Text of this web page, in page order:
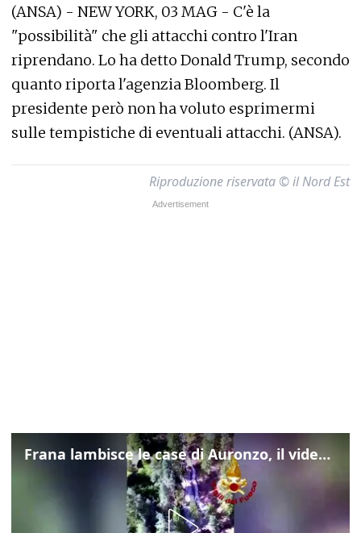
(ANSA) - NEW YORK, 03 MAG - C'è la
"possibilità" che gli attacchi contro l'Iran
riprendano. Lo ha detto Donald Trump, secondo
quanto riporta l'agenzia Bloomberg. Il
presidente però non ha voluto esprimermi
sulle tempistiche di eventuali attacchi. (ANSA).
Riproduzione riservata © il Nord Est
Frana lambisce le case di Auronzo, il video dall'elicottero dei vigili del fuoco